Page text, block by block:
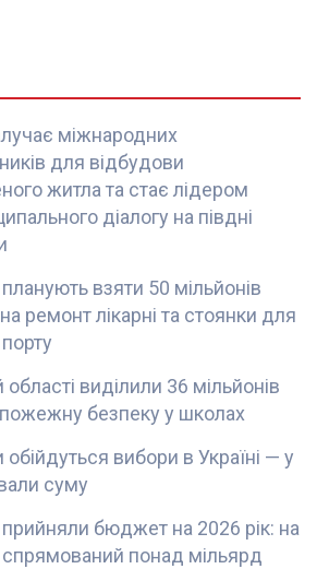
міжнародних
для відбудови
житла та стає лідером
діалогу на півдні
планують взяти 50 мільйонів
ремонт лікарні та стоянки для
області виділили 36 мільйонів
безпеку у школах
обійдуться вибори в Україні — у
суму
прийняли бюджет на 2026 рік: на
понад мільярд